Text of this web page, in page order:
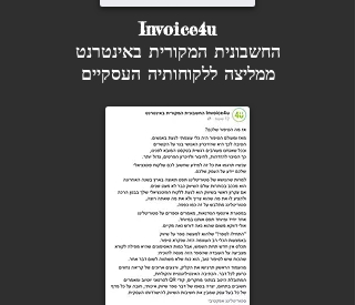
Invoice4u
החשבונית המקורית באינטרנט
ממליצה ללקוחותיה העסקיים